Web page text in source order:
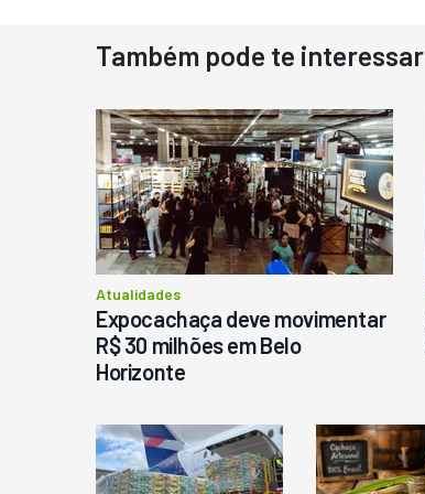
Também pode te interessar
Atualidades
Expocachaça deve movimentar
R$ 30 milhões em Belo
Horizonte